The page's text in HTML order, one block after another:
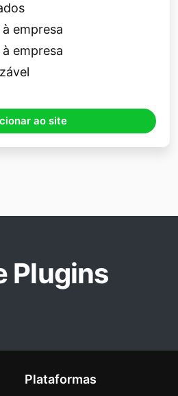
empresa
empresa
ao site
Plugins
Plataformas